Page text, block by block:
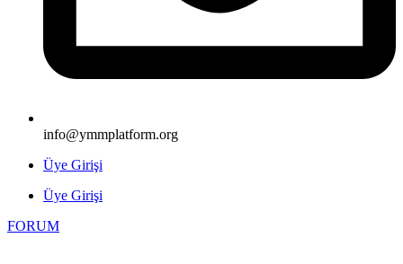
info@ymmplatform.org
Üye Girişi
Üye Girişi
FORUM